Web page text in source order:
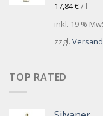
17,84€/ l
inkl. 19 %
zzgl.
TOP RATED